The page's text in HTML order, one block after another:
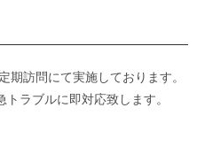
期訪問にて実施しております。
ラブルに即対応致します。